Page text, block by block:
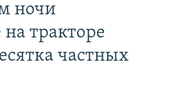
ночи
тракторе
частных